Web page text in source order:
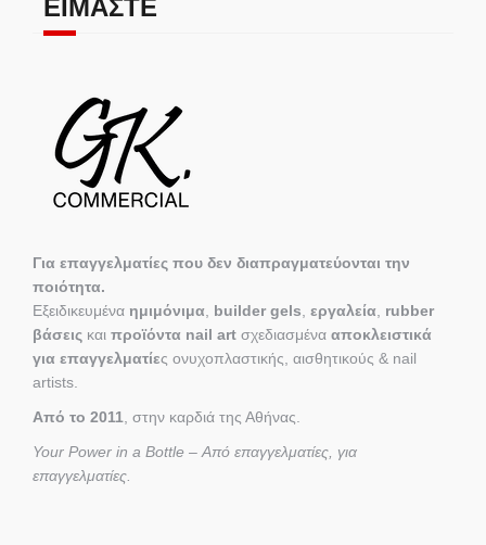
ΕΊΜΑΣΤΕ
Για επαγγελματίες που δεν διαπραγματεύονται την
ποιότητα.
Εξειδικευμένα ημιμόνιμα builder gels εργαλεία rubber
βάσεις και προϊόντα nail art σχεδιασμένα αποκλειστικά
για επαγγελματίες ονυχοπλαστικής, αισθητικούς & nail
artists.
Από το 2011 , στην καρδιά της Αθήνας.
Your Power in a Bottle – Από επαγγελματίες, για
επαγγελματίες.